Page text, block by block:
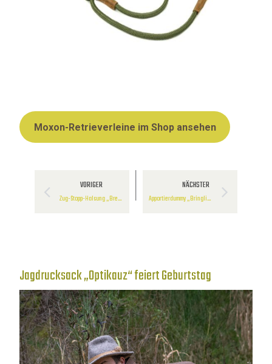
Moxon-Retrieverleine im Shop ansehen
VORIGER
Zug-Stopp-Halsung „Bremso“
NÄCHSTER
Apportierdummy „Bringling“
Jagdrucksack „Optikauz“ feiert Geburtstag